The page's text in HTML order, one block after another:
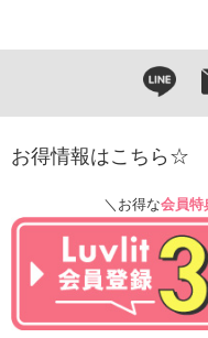
お得情報はこちら☆
＼お得な会員特